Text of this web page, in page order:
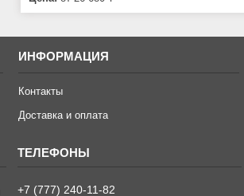
ИНФОРМАЦИЯ
Контакты
Доставка и оплата
+7 (777) 240-11-82